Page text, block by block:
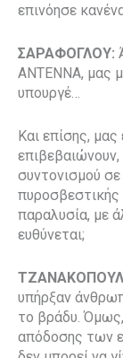
επινόησε
ΣΑΡΑΦΟΓΛΟΥ:
ΑΝΤΕΝΝΑ, μας
υπουργέ…
Και επίσης,
συντονισμού
πυροσβεστικής
παραλυσία, με
ευθύνεται;
υπήρξαν
το βράδυ. Όμως,
απόδοσης των